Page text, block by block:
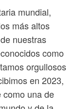
mundial,
más altos
nuestras
como
orgullosos
en 2023,
como una de